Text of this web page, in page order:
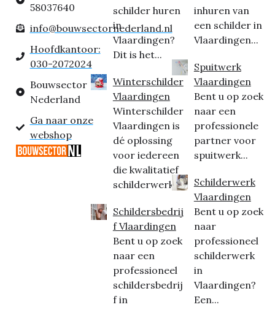
58037640
info@bouwsectornederland.nl
Hoofdkantoor:
030-2072024
Bouwsector
Nederland
Ga naar onze
webshop
schilder huren
in
Vlaardingen?
Dit is het...
Winterschilder
Vlaardingen
Winterschilder
Vlaardingen is
dé oplossing
voor iedereen
die kwalitatief
schilderwerk...
Schildersbedrij
f Vlaardingen
Bent u op zoek
naar een
professioneel
schildersbedrij
f in
inhuren van
een schilder in
Vlaardingen...
Spuitwerk
Vlaardingen
Bent u op zoek
naar een
professionele
partner voor
spuitwerk...
Schilderwerk
Vlaardingen
Bent u op zoek
naar
professioneel
schilderwerk
in
Vlaardingen?
Een...